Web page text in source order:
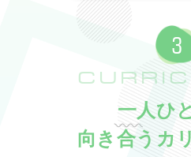
一人ひ
向き合うカ